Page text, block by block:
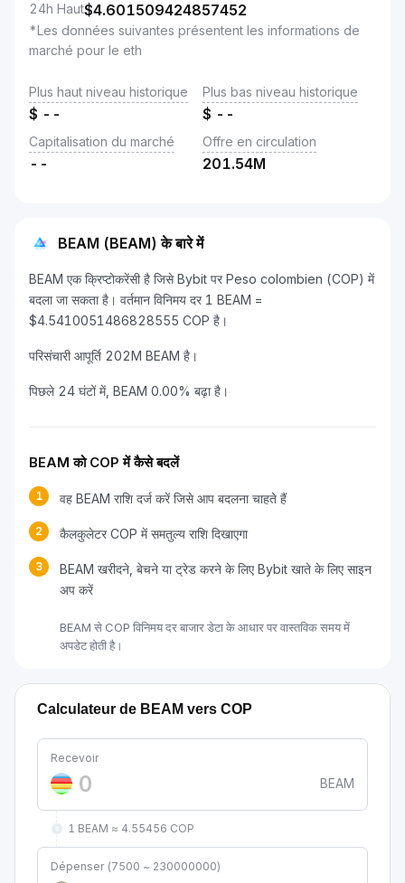
24h Haut$4.601509424857452
*Les données suivantes présentent les informations de
marché pour le eth
Plus haut niveau historique
$ --
Plus bas niveau historique
$ --
Capitalisation du marché
--
Offre en circulation
201.54M
BEAM (BEAM) के बारे में
BEAM एक क्रिप्टोकरेंसी है जिसे Bybit पर Peso colombien (COP) में
बदला जा सकता है। वर्तमान विनिमय दर 1 BEAM =
$4.5410051486828555 COP है।
परिसंचारी आपूर्ति 202M BEAM है।
पिछले 24 घंटों में, BEAM 0.00% बढ़ा है।
BEAM को COP में कैसे बदलें
1 वह BEAM राशि दर्ज करें जिसे आप बदलना चाहते हैं
2 कैलकुलेटर COP में समतुल्य राशि दिखाएगा
3
BEAM खरीदने, बेचने या ट्रेड करने के लिए Bybit खाते के लिए साइन
अप करें
BEAM से COP विनिमय दर बाजार डेटा के आधार पर वास्तविक समय में
अपडेट होती है।
Calculateur de BEAM vers COP
Recevoir
BEAM
1 BEAM ≈ 4.55456 COP
Dépenser (7500 ~ 230000000)